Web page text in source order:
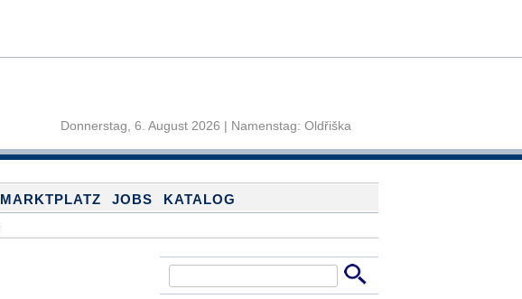
Donnerstag, 6. August 2026 | Namenstag: Oldřiška
MARKTPLATZ JOBS
KATALOG